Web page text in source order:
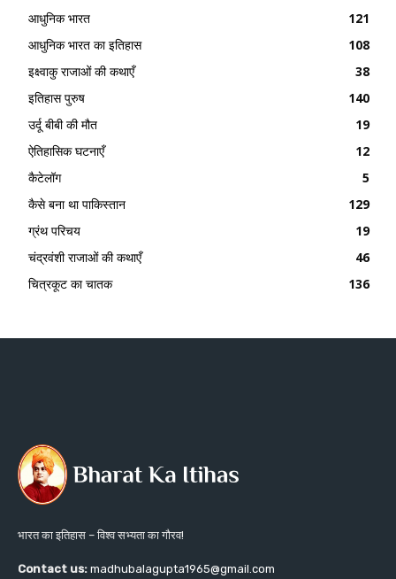
आधुनिक भारत
121
आधुनिक भारत का इतिहास
108
इक्ष्वाकु राजाओं की कथाएँ
38
इतिहास पुरुष
140
उर्दू बीबी की मौत
19
ऐतिहासिक घटनाएँ
12
कैटेलॉग
5
कैसे बना था पाकिस्तान
129
ग्रंथ परिचय
19
चंद्रवंशी राजाओं की कथाएँ
46
चित्रकूट का चातक
136
भारत का इतिहास – विश्व सभ्यता का गौरव!
Contact us: madhubalagupta1965@gmail.com